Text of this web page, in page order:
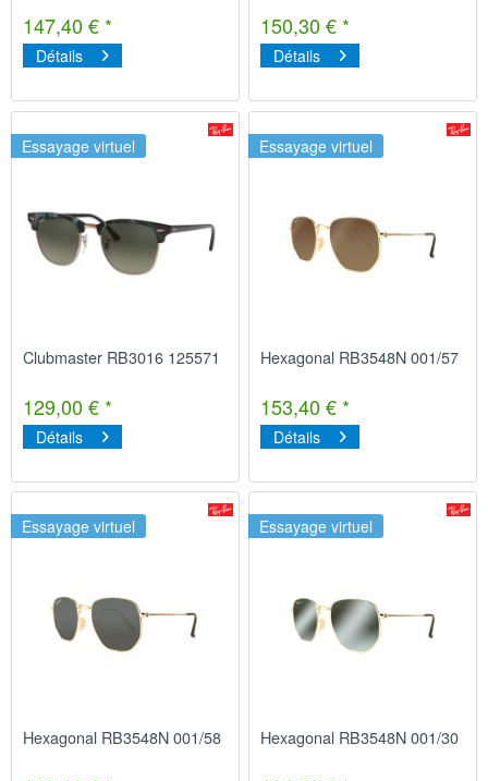
147,40 € *
Détails
150,30 € *
Détails
Essayage virtuel
Clubmaster RB3016 125571
129,00 € *
Détails
Essayage virtuel
Hexagonal RB3548N 001/57
153,40 € *
Détails
Essayage virtuel
Hexagonal RB3548N 001/58
Essayage virtuel
Hexagonal RB3548N 001/30